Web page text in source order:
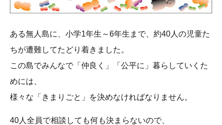
ある無人島に、小学1年生～6年生まで、約40人の児童た
ちが遭難してたどり着きました。
この島でみんなで「仲良く」「公平に」暮らしていくた
めには、
様々な「きまりごと」を決めなければなりません。
40人全員で相談しても何も決まらないので、